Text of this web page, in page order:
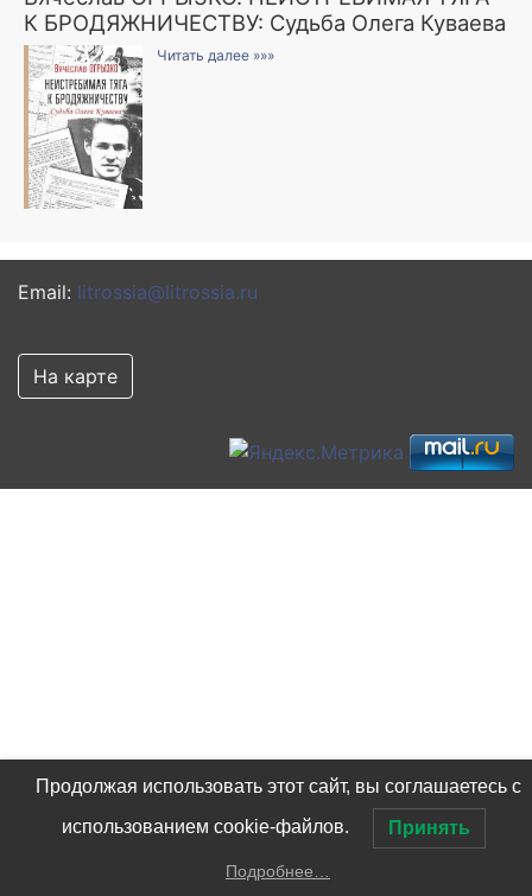
К БРОДЯЖНИЧЕСТВУ: Судьба Олега Куваева
Читать далее »»»
Email: litrossia@litrossia.ru
На карте
Продолжая использовать этот сайт, вы соглашаетесь с
использованием cookie-файлов. Принять
Подробнее…